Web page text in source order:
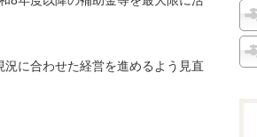
に合わせた経営を進めるよう見直